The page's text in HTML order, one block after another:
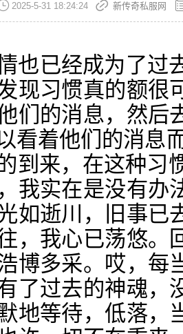
2025-5-31 18:24:24 新传奇私服网
也已经成为了过
现习惯真的额很
们的消息，然后
看着他们的消息
到来，在这种习
我实在是没有办
如逝川，旧事已
，我心已荡悠。
博多采。哎，每
了过去的神魂，
地等待，低落，